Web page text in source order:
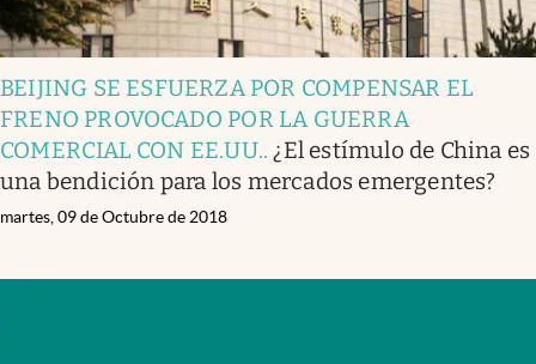
BEIJING SE ESFUERZA POR COMPENSAR EL
FRENO PROVOCADO POR LA GUERRA
COMERCIAL CON EE.UU.. ¿El estímulo de China es
una bendición para los mercados emergentes?
martes, 09 de Octubre de 2018